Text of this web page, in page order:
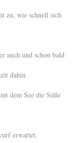
zu, wie schnell sich
auch und schon bald
dahin.
dem See die Süße
erwartet.